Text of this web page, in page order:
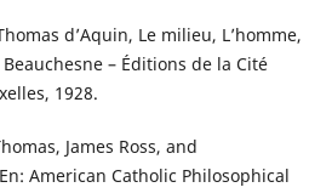
d’Aquin, Le milieu, L’homme,
– Éditions de la Cité
1928.
James Ross, and
American Catholic Philosophical